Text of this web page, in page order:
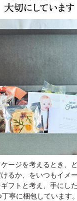
ージを考えるとき、
るか、をいつもイメ
フトと考え、手にし
寧に梱包しています。